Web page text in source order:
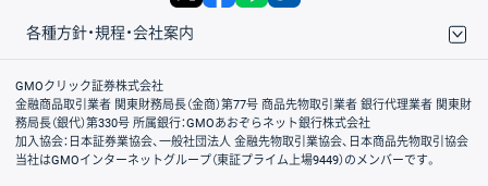
各種方針・規程・会社案内
取引規程・約款
サイトマップ
その他のご案内
個人情報保護方針
最良執行方針
サイトのご利用について
ディスクレイマー
信託保全
リスク説明
会社案内
GMOクリック証券株式会社
金融商品取引業者 関東財務局長（金商）第77号 商品先物取引業者 銀行代理業者 関東財
務局長（銀代）第330号 所属銀行：GMOあおぞらネット銀行株式会社
加入協会：日本証券業協会、一般社団法人 金融先物取引業協会、日本商品先物取引協会
当社はGMOインターネットグループ（東証プライム上場9449）のメンバーです。